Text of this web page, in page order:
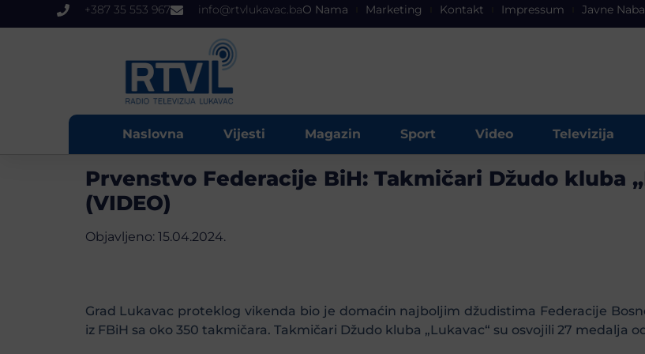
+387 35 553 967 info@rtvlukavac.baO Nama Marketing Kontakt Impressum Javne
Naslovna Vijesti Magazin Sport Video Televizija
Prvenstvo Federacije BiH: Takmičari Džudo kluba
(VIDEO)
Objavljeno: 15.04.2024.
Grad Lukavac proteklog vikenda bio je domaćin najboljim džudistima Federacije
iz FBiH sa oko 350 takmičara. Takmičari Džudo kluba „Lukavac“ su osvojili 27 medalja